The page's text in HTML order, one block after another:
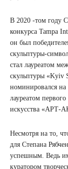
В 2020 -том году
конкурса Tampa
он был
скульптуры-
стал лауреатом
скульптуры «Kyiv
номинировался
лауреатом
искусства «АРТ-
Несмотря на то,
для Степана
успешным. Ведь
куратором